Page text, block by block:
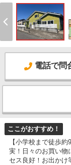
電話で問
ここがおすすめ！
【小学校まで徒歩
実！日々のお買い物
セス良好！お出かけ